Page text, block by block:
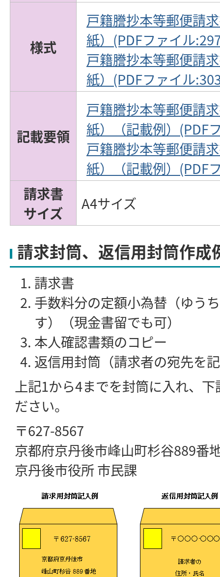
様式
戸籍謄抄本等郵便請
紙）(PDFファイル
戸籍謄抄本等郵便請
紙）(PDFファイル
記載要領
戸籍謄抄本等郵便請
紙）（記載例）(PDF
戸籍謄抄本等郵便請
紙）（記載例）(PDF
請求書
サイズ
A4サイズ
請求封筒、返信用封筒作成
請求書
手数料分の定額小為替（ゆう
す）（現金書留でも可）
本人確認書類のコピー
返信用封筒（請求者の宛先を
上記1から4までを封筒に入れ、
ださい。
〒627-8567
京都府京丹後市峰山町杉谷889番
京丹後市役所 市民課